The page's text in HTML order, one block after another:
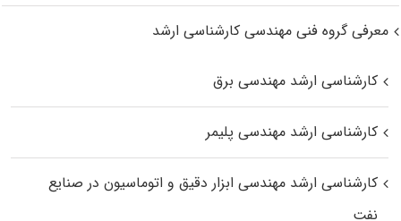
معرفی گروه فنی مهندسی کارشناسی ارشد
کارشناسی ارشد مهندسی برق
کارشناسی ارشد مهندسی پلیمر
کارشناسی ارشد مهندسی ابزار دقیق و اتوماسیون در صنایع
نفت